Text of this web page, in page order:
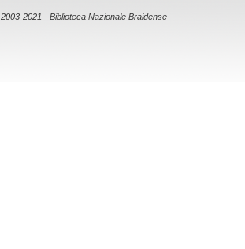
2003-2021 - Biblioteca Nazionale Braidense